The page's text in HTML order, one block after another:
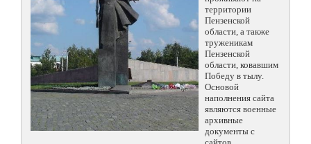
территории
Пензенской
области, а также
труженикам
Пензенской
области, ковавшим
Победу в тылу.
Основой
наполнения сайта
являются военные
архивные
документы с